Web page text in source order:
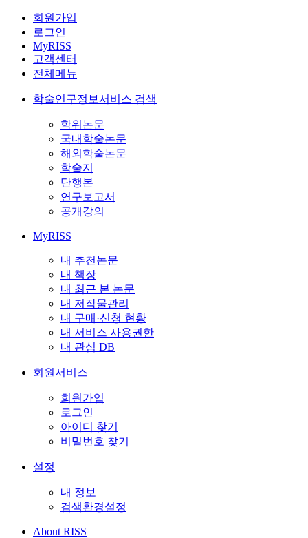
회원가입
로그인
MyRISS
고객센터
전체메뉴
학술연구정보서비스 검색
학위논문
국내학술논문
해외학술논문
학술지
단행본
연구보고서
공개강의
MyRISS
내 추천논문
내 책장
내 최근 본 논문
내 저작물관리
내 구매·신청 현황
내 서비스 사용권한
내 관심 DB
회원서비스
회원가입
로그인
아이디 찾기
비밀번호 찾기
설정
내 정보
검색환경설정
About RISS